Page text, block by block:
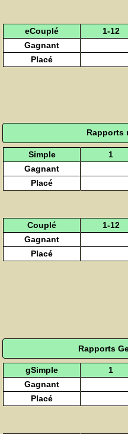
eCouplé 1-12
Gagnant
Placé
Rapports
Simple 1
Gagnant
Placé
Couplé 1-12
Gagnant
Placé
Rapports
gSimple 1
Gagnant
Placé